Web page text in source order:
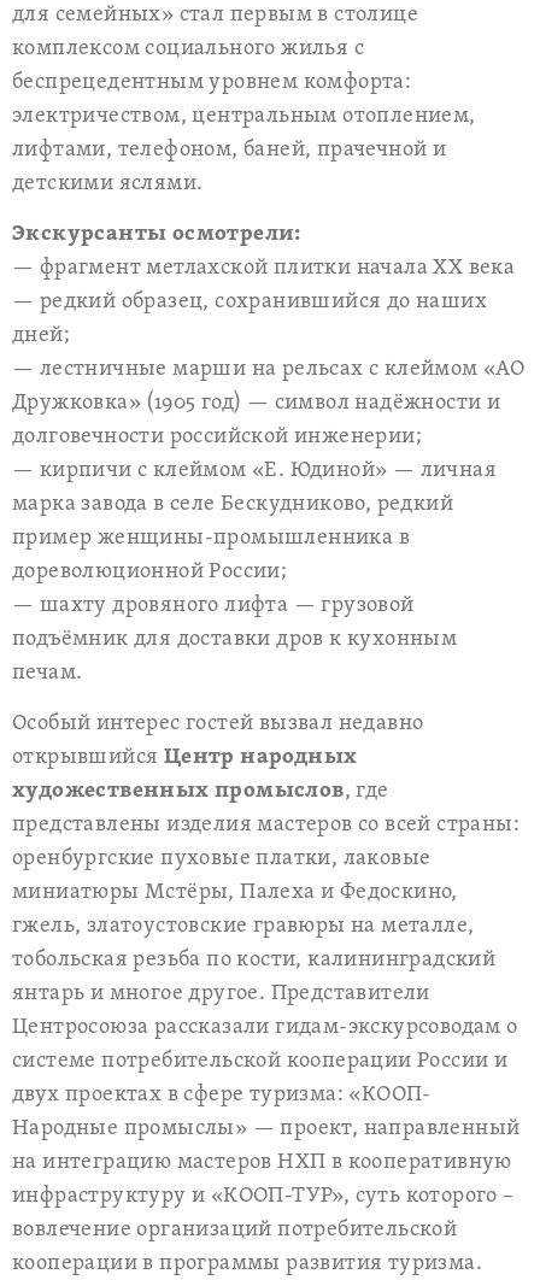
для семейных» стал первым в столице
комплексом социального жилья с
беспрецедентным уровнем комфорта:
электричеством, центральным отоплением,
лифтами, телефоном, баней, прачечной и
детскими яслями.
Экскурсанты осмотрели:
— фрагмент метлахской плитки начала XX века
— редкий образец, сохранившийся до наших
дней;
— лестничные марши на рельсах с клеймом «АО
Дружковка» (1905 год) — символ надёжности и
долговечности российской инженерии;
— кирпичи с клеймом «Е. Юдиной» — личная
марка завода в селе Бескудниково, редкий
пример женщины-промышленника в
дореволюционной России;
— шахту дровяного лифта — грузовой
подъёмник для доставки дров к кухонным
печам.
Особый интерес гостей вызвал недавно
открывшийся Центр народных
художественных промыслов, где
представлены изделия мастеров со всей страны:
оренбургские пуховые платки, лаковые
миниатюры Мстёры, Палеха и Федоскино,
гжель, златоустовские гравюры на металле,
тобольская резьба по кости, калининградский
янтарь и многое другое. Представители
Центросоюза рассказали гидам-экскурсоводам о
системе потребительской кооперации России и
двух проектах в сфере туризма: «КООП-
Народные промыслы» — проект, направленный
на интеграцию мастеров НХП в кооперативную
инфраструктуру и «КООП-ТУР», суть которого –
вовлечение организаций потребительской
кооперации в программы развития туризма.